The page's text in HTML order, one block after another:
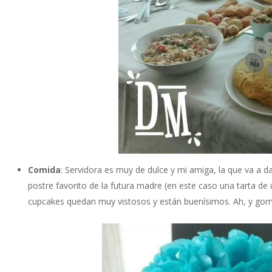
Comida: Servidora es muy de dulce y mi amiga, la que va a
postre favorito de la futura madre (en este caso una tarta
cupcakes quedan muy vistosos y están buenísimos. Ah, y